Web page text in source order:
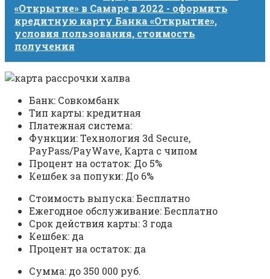
«Открытие» в Самаре в 2022 - оформить
кредитную карту Банка «Открытие»,
условия пользования, стоимость
получения
Банк: Совкомбанк
Тип карты: кредитная
Платежная система:
Функции: Технология 3d Secure,
PayPass/PayWave, Карта с чипом
Процент на остаток: До 5%
Кешбек за попуки: До 6%
Стоимость выпуска: Бесплатно
Ежегодное обслуживание: Бесплатно
Срок действия карты: 3 года
Кешбек: да
Процент на остаток: да
Сумма: до 350 000 руб.